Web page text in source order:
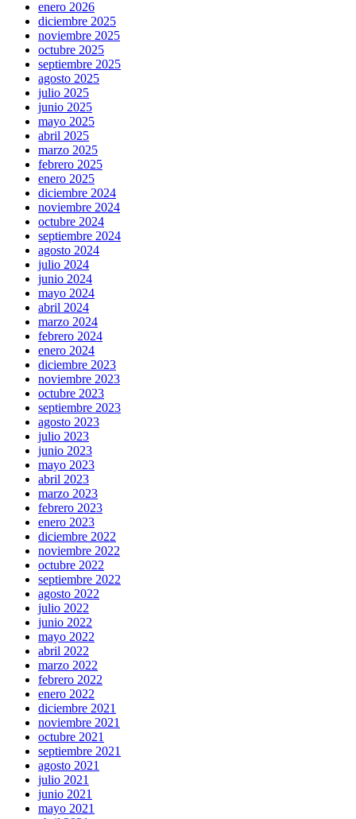
enero 2026
diciembre 2025
noviembre 2025
octubre 2025
septiembre 2025
agosto 2025
julio 2025
junio 2025
mayo 2025
abril 2025
marzo 2025
febrero 2025
enero 2025
diciembre 2024
noviembre 2024
octubre 2024
septiembre 2024
agosto 2024
julio 2024
junio 2024
mayo 2024
abril 2024
marzo 2024
febrero 2024
enero 2024
diciembre 2023
noviembre 2023
octubre 2023
septiembre 2023
agosto 2023
julio 2023
junio 2023
mayo 2023
abril 2023
marzo 2023
febrero 2023
enero 2023
diciembre 2022
noviembre 2022
octubre 2022
septiembre 2022
agosto 2022
julio 2022
junio 2022
mayo 2022
abril 2022
marzo 2022
febrero 2022
enero 2022
diciembre 2021
noviembre 2021
octubre 2021
septiembre 2021
agosto 2021
julio 2021
junio 2021
mayo 2021